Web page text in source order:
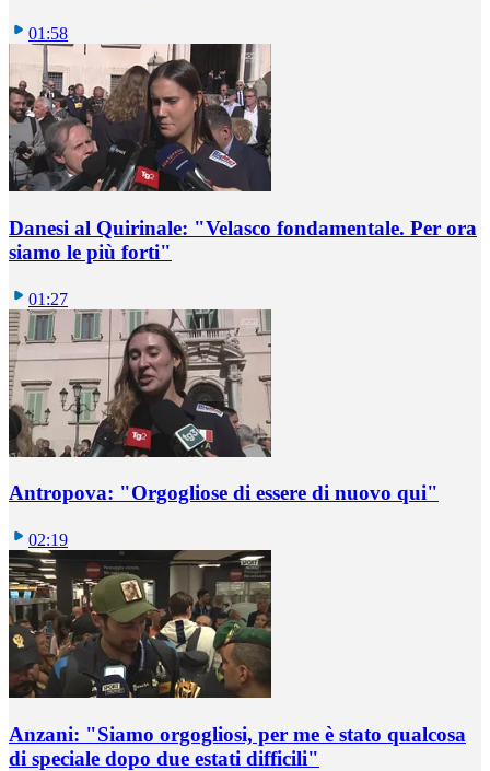
01:58
Danesi al Quirinale: "Velasco fondamentale. Per ora
siamo le più forti"
01:27
Antropova: "Orgogliose di essere di nuovo qui"
02:19
Anzani: "Siamo orgogliosi, per me è stato qualcosa
di speciale dopo due estati difficili"